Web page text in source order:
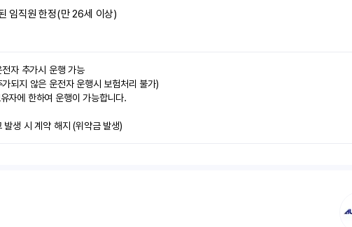
임직원 한정(만 26세 이상)
자 추가시 운행 가능
되지 않은 운전자 운행시 보험처리 불가)
자에 한하여 운행이 가능합니다.
발생 시 계약 해지 (위약금 발생)